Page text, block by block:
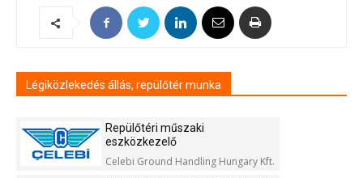
Légiközlekedés állás, repülőtér munka
Repülőtéri műszaki
eszközkezelő
Celebi Ground Handling Hungary Kft.